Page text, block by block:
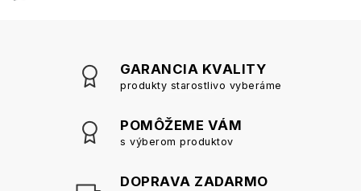
GARANCIA KVALITY
produkty starostlivo vyberáme
POMÔŽEME VÁM
s výberom produktov
DOPRAVA ZADARMO